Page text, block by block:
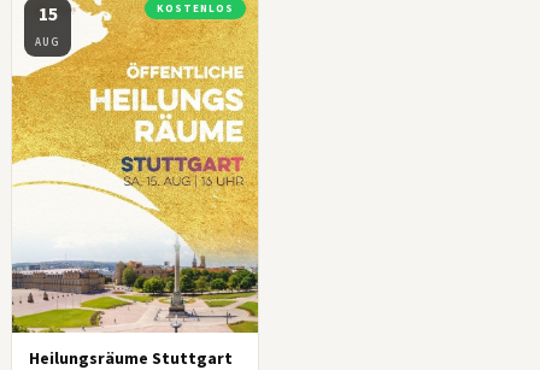
15
AUG
KOSTENLOS
Heilungsräume Stuttgart